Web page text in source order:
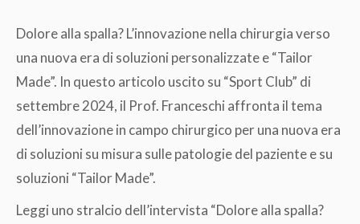
Dolore alla spalla? L’innovazione nella chirurgia verso
una nuova era di soluzioni personalizzate e “Tailor
Made”. In questo articolo uscito su “Sport Club” di
settembre 2024, il Prof. Franceschi affronta il tema
dell’innovazione in campo chirurgico per una nuova era
di soluzioni su misura sulle patologie del paziente e su
soluzioni “Tailor Made”.
Leggi uno stralcio dell’intervista “Dolore alla spalla?